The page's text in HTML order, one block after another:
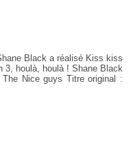
Black a réalisé Kiss kiss
3, houlà, houlà ! Shane Black
Nice guys Titre original :